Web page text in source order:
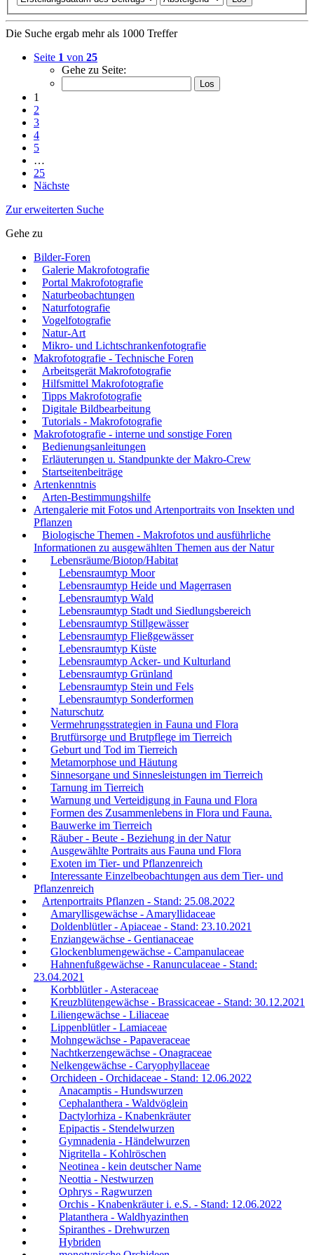
Die Suche ergab mehr als 1000 Treffer
Seite 1 von 25
Gehe zu Seite:
1
2
3
4
5
…
25
Nächste
Zur erweiterten Suche
Gehe zu
Bilder-Foren
Galerie Makrofotografie
Portal Makrofotografie
Naturbeobachtungen
Naturfotografie
Vogelfotografie
Natur-Art
Mikro- und Lichtschrankenfotografie
Makrofotografie - Technische Foren
Arbeitsgerät Makrofotografie
Hilfsmittel Makrofotografie
Tipps Makrofotografie
Digitale Bildbearbeitung
Tutorials - Makrofotografie
Makrofotografie - interne und sonstige Foren
Bedienungsanleitungen
Erläuterungen u. Standpunkte der Makro-Crew
Startseitenbeiträge
Artenkenntnis
Arten-Bestimmungshilfe
Artengalerie mit Fotos und Artenportraits von Insekten und
Pflanzen
Biologische Themen - Makrofotos und ausführliche
Informationen zu ausgewählten Themen aus der Natur
Lebensräume/Biotop/Habitat
Lebensraumtyp Moor
Lebensraumtyp Heide und Magerrasen
Lebensraumtyp Wald
Lebensraumtyp Stadt und Siedlungsbereich
Lebensraumtyp Stillgewässer
Lebensraumtyp Fließgewässer
Lebensraumtyp Küste
Lebensraumtyp Acker- und Kulturland
Lebensraumtyp Grünland
Lebensraumtyp Stein und Fels
Lebensraumtyp Sonderformen
Naturschutz
Vermehrungsstrategien in Fauna und Flora
Brutfürsorge und Brutpflege im Tierreich
Geburt und Tod im Tierreich
Metamorphose und Häutung
Sinnesorgane und Sinnesleistungen im Tierreich
Tarnung im Tierreich
Warnung und Verteidigung in Fauna und Flora
Formen des Zusammenlebens in Flora und Fauna.
Bauwerke im Tierreich
Räuber - Beute - Beziehung in der Natur
Ausgewählte Portraits aus Fauna und Flora
Exoten im Tier- und Pflanzenreich
Interessante Einzelbeobachtungen aus dem Tier- und
Pflanzenreich
Artenportraits Pflanzen - Stand: 25.08.2022
Amaryllisgewächse - Amaryllidaceae
Doldenblütler - Apiaceae - Stand: 23.10.2021
Enziangewächse - Gentianaceae
Glockenblumengewächse - Campanulaceae
Hahnenfußgewächse - Ranunculaceae - Stand:
23.04.2021
Korbblütler - Asteraceae
Kreuzblütengewächse - Brassicaceae - Stand: 30.12.2021
Liliengewächse - Liliaceae
Lippenblütler - Lamiaceae
Mohngewächse - Papaveraceae
Nachtkerzengewächse - Onagraceae
Nelkengewächse - Caryophyllaceae
Orchideen - Orchidaceae - Stand: 12.06.2022
Anacamptis - Hundswurzen
Cephalanthera - Waldvöglein
Dactylorhiza - Knabenkräuter
Epipactis - Stendelwurzen
Gymnadenia - Händelwurzen
Nigritella - Kohlröschen
Neotinea - kein deutscher Name
Neottia - Nestwurzen
Ophrys - Ragwurzen
Orchis - Knabenkräuter i. e.S. - Stand: 12.06.2022
Platanthera - Waldhyazinthen
Spiranthes - Drehwurzen
Hybriden